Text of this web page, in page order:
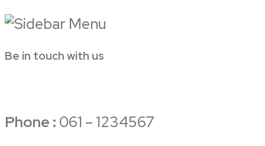
Be in touch with us
Phone : 061 – 1234567